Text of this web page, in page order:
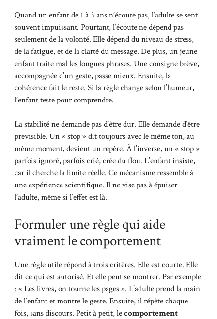
Quand un enfant de 1 à 3 ans n’écoute pas, l’adulte se sent
souvent impuissant. Pourtant, l’écoute ne dépend pas
seulement de la volonté. Elle dépend du niveau de stress,
de la fatigue, et de la clarté du message. De plus, un jeune
enfant traite mal les longues phrases. Une consigne brève,
accompagnée d’un geste, passe mieux. Ensuite, la
cohérence fait le reste. Si la règle change selon l’humeur,
l’enfant teste pour comprendre.
La stabilité ne demande pas d’être dur. Elle demande d’être
prévisible. Un « stop » dit toujours avec le même ton, au
même moment, devient un repère. À l’inverse, un « stop »
parfois ignoré, parfois crié, crée du flou. L’enfant insiste,
car il cherche la limite réelle. Ce mécanisme ressemble à
une expérience scientifique. Il ne vise pas à épuiser
l’adulte, même si l’effet est là.
Formuler une règle qui aide
vraiment le comportement
Une règle utile répond à trois critères. Elle est courte. Elle
dit ce qui est autorisé. Et elle peut se montrer. Par exemple
: « Les livres, on tourne les pages ». L’adulte prend la main
de l’enfant et montre le geste. Ensuite, il répète chaque
fois, sans discours. Petit à petit, lecomportement